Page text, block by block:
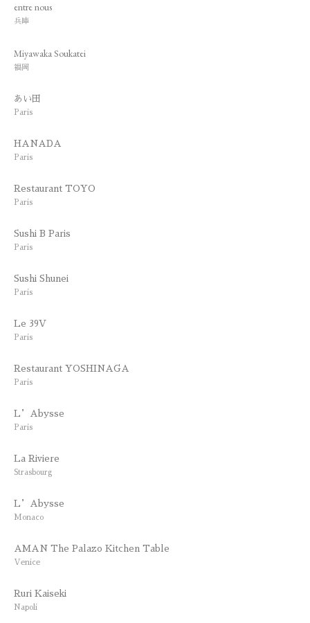
entre nous
兵庫
Miyawaka Soukatei
福岡
あい田
Paris
HANADA
Paris
Restaurant TOYO
Paris
Sushi B Paris
Paris
Sushi Shunei
Paris
Le 39V
Paris
Restaurant YOSHINAGA
Paris
L’Abysse
Paris
La Riviere
Strasbourg
L’Abysse
Monaco
AMAN The Palazo Kitchen Table
Venice
Ruri Kaiseki
Napoli